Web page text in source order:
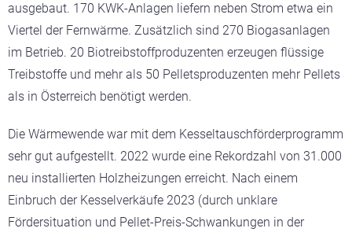
ausgebaut. 170 KWK-Anlagen liefern neben Strom etwa ein
Viertel der Fernwärme. Zusätzlich sind 270 Biogasanlagen
im Betrieb. 20 Biotreibstoffproduzenten erzeugen flüssige
Treibstoffe und mehr als 50 Pelletsproduzenten mehr Pellets
als in Österreich benötigt werden.
Die Wärmewende war mit dem Kesseltauschförderprogramm
sehr gut aufgestellt. 2022 wurde eine Rekordzahl von 31.000
neu installierten Holzheizungen erreicht. Nach einem
Einbruch der Kesselverkäufe 2023 (durch unklare
Fördersituation und Pellet-Preis-Schwankungen in der